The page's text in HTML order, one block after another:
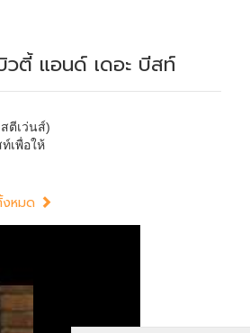
ตี้ แอนด์ เดอะ บีสท์
ตีเว่นส์)
เพื่อให้
หมด